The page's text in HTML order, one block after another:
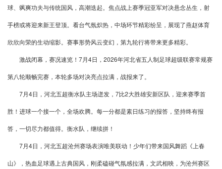
球、飒爽功夫与传统国风，高潮迭起。焦点战上赛季冠亚军对决悬念丛生，射
手榜或将迎来新王登顶。看台气氛炽热，中场环节精彩纷呈，展现了燕赵体育
欣欣向荣的生动缩影。赛事形势风云变幻，第九轮行将带来更多精彩。
激战闭幕，赛况速览！7月4日，2026年河北省五人制足球超级联赛常规赛
第八轮顺畅完赛，本轮多场对决亮点拉满，战报来了。
7月4日，河北五超衡水队主场迸发，7比2大胜雄安新区队，迎来赛季首
胜！进球一个接一个，全场欢腾。每一分都是素日练习的报答，坚持终有报
答，一切尽力都值得。衡水队，继续拼！
7月4日，河北五超沧州赛场表演唯美联动！少年们带来国风舞蹈《上春
山》，热血足球遇上古典国风，刚柔磕碰气氛感拉满，文武相映，为沧州赛区